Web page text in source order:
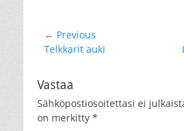
Artikkelien
selaus
← Previous
Previous
Telkkarit auki
Vastaa
Sähköpostiosoitettasi ei
on merkitty *